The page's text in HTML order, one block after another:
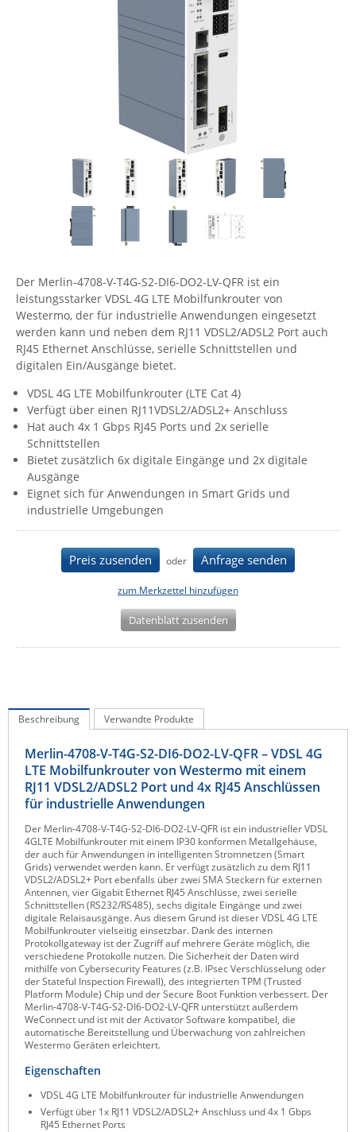
Energieverteilung
IP, WLAN & GSM Sensorik
IoT - Internet of Things
IPC, Industrielle Netzwerktechnik & WLAN
Industrielle Netzwerktechnik / Kommunikation
Wi-Fi - WLAN - Wireless
IT Netzwerktechnik / Kommunikation
RMA / Rücksendung / Support
Enginko - mcf88
Fokus Technologies
Guntermann & Drunck
High Sec Labs
HW group
Icron
IEC Lock
Ihse
Kerlink
Kramer Electronics
KVM TEC
Legrand
LigoWave
Milesight
Panorama Antennas
Poynting
Riello UPS
Server Technology
Siretta
SIRIO Antenne
Sunbird
Tactical Software
TEKTELIC
Teltonika
Unwired Networks
Vision
WATTECO
Westermo
Yuasa
ZPE Systems
Der Merlin-4708-V-T4G-S2-DI6-DO2-LV-QFR ist ein
leistungsstarker VDSL 4G LTE Mobilfunkrouter von
Westermo, der für industrielle Anwendungen eingesetzt
werden kann und neben dem RJ11 VDSL2/ADSL2 Port auch
RJ45 Ethernet Anschlüsse, serielle Schnittstellen und
digitalen Ein/Ausgänge bietet.
VDSL 4G LTE Mobilfunkrouter (LTE Cat 4)
Verfügt über einen RJ11VDSL2/ADSL2+ Anschluss
Hat auch 4x 1 Gbps RJ45 Ports und 2x serielle
Schnittstellen
Bietet zusätzlich 6x digitale Eingänge und 2x digitale
Ausgänge
Eignet sich für Anwendungen in Smart Grids und
industrielle Umgebungen
Preis zusenden oder Anfrage senden
zum Merkzettel hinzufügen
Datenblatt zusenden
Beschreibung Verwandte Produkte
Merlin-4708-V-T4G-S2-DI6-DO2-LV-QFR – VDSL 4G
LTE Mobilfunkrouter von Westermo mit einem
RJ11 VDSL2/ADSL2 Port und 4x RJ45 Anschlüssen
für industrielle Anwendungen
Der Merlin-4708-V-T4G-S2-DI6-DO2-LV-QFR ist ein industrieller VDSL
4GLTE Mobilfunkrouter mit einem IP30 konformen Metallgehäuse,
der auch für Anwendungen in intelligenten Stromnetzen (Smart
Grids) verwendet werden kann. Er verfügt zusätzlich zu dem RJ11
VDSL2/ADSL2+ Port ebenfalls über zwei SMA Steckern für externen
Antennen, vier Gigabit Ethernet RJ45 Anschlüsse, zwei serielle
Schnittstellen (RS232/RS485), sechs digitale Eingänge und zwei
digitale Relaisausgänge. Aus diesem Grund ist dieser VDSL 4G LTE
Mobilfunkrouter vielseitig einsetzbar. Dank des internen
Protokollgateway ist der Zugriff auf mehrere Geräte möglich, die
verschiedene Protokolle nutzen. Die Sicherheit der Daten wird
mithilfe von Cybersecurity Features (z.B. IPsec Verschlüsselung oder
der Stateful Inspection Firewall), des integrierten TPM (Trusted
Platform Module) Chip und der Secure Boot Funktion verbessert. Der
Merlin-4708-V-T4G-S2-DI6-DO2-LV-QFR unterstützt außerdem
WeConnect und ist mit der Activator Software kompatibel, die
automatische Bereitstellung und Überwachung von zahlreichen
Westermo Geräten erleichtert.
Eigenschaften
VDSL 4G LTE Mobilfunkrouter für industrielle Anwendungen
Verfügt über 1x RJ11 VDSL2/ADSL2+ Anschluss und 4x 1 Gbps
RJ45 Ethernet Ports